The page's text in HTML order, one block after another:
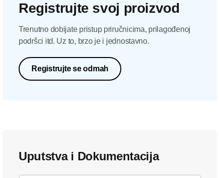
Registrujte svoj proizvod
Trenutno dobijate pristup priručnicima, prilagođenoj
podršci itd. Uz to, brzo je i jednostavno.
Registrujte se odmah
Uputstva i Dokumentacija